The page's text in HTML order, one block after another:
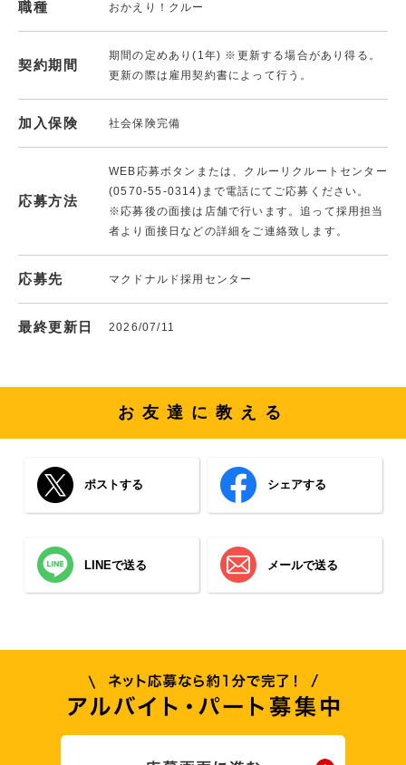
職種 おかえり！クルー
契約期間
期間の定めあり(1年) ※更新する場合があり得る。
更新の際は雇用契約書によって行う。
加入保険 社会保険完備
応募方法
WEB応募ボタンまたは、クルーリクルートセンター
(0570-55-0314)まで電話にてご応募ください。
※応募後の面接は店舗で行います。追って採用担当
者より面接日などの詳細をご連絡致します。
応募先 マクドナルド採用センター
最終更新日 2026/07/11
お友達に教える
ポストする シェアする
LINEで送る メールで送る